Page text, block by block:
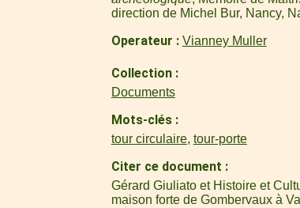
direction de Michel Bur, Nancy,
Operateur Vianney Muller
Collection
Documents
Mots-clés
tour circulaire, tour-porte
Citer ce document
Gérard Giuliato et Histoire et
maison forte de Gombervaux à